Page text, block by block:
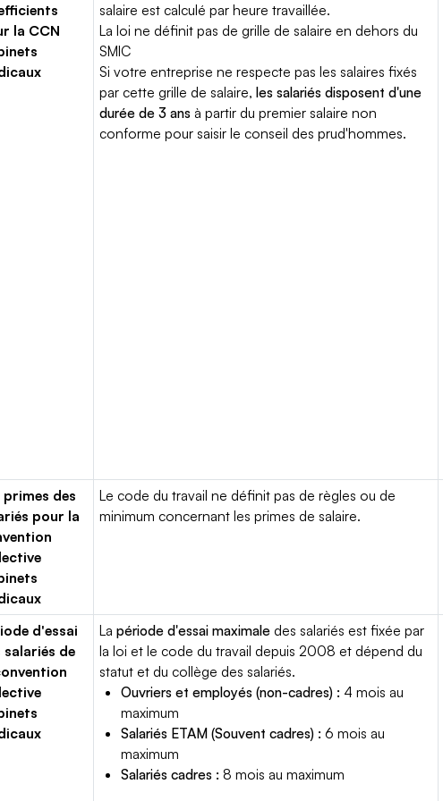
la CCN
salaire est calculé par heure travaillée.
La loi ne définit pas de grille de salaire en dehors du
SMIC
Si votre entreprise ne respecte pas les salaires fixés
par cette grille de salaire,les salariés disposent d'une
durée de 3 ans à partir du premier salaire non
conforme pour saisir le conseil des prud'hommes.
primes des
pour la
Le code du travail ne définit pas de règles ou de
minimum concernant les primes de salaire.
d'essai
salariés de
Lapériode d'essai maximale des salariés est fixée par
la loi et le code du travail depuis 2008 et dépend du
statut et du collège des salariés.
Ouvriers et employés (non-cadres) : 4 mois au
maximum
Salariés ETAM (Souvent cadres) : 6 mois au
maximum
Salariés cadres : 8 mois au maximum